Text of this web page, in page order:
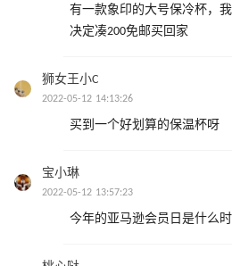
有一款象印的大号保冷杯，
决定凑200免邮买回家
狮女王小C
2022-05-12 14:13:26
买到一个好划算的保温杯呀
宝小琳
2022-05-12 13:57:23
今年的亚马逊会员日是什么时